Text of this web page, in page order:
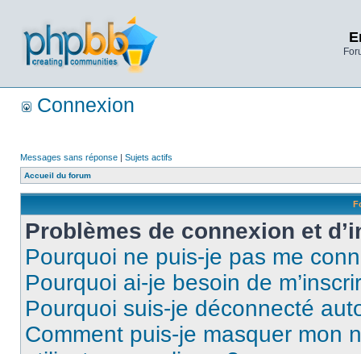
Connexion
Messages sans réponse | Sujets actifs
Accueil du forum
Problèmes de connexion et
Pourquoi ne puis-je pas me
Pourquoi ai-je besoin de
Pourquoi suis-je déconnecté
Comment puis-je masquer mon